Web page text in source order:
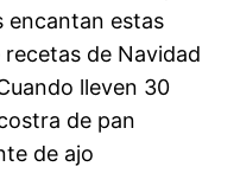
encantan estas
de Navidad
lleven 30
de pan
de ajo